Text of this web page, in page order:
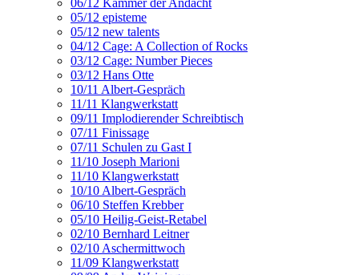
06/12 Kammer der Andacht
05/12 episteme
05/12 new talents
04/12 Cage: A Collection of Rocks
03/12 Cage: Number Pieces
03/12 Hans Otte
10/11 Albert-Gespräch
11/11 Klangwerkstatt
09/11 Implodierender Schreibtisch
07/11 Finissage
07/11 Schulen zu Gast I
11/10 Joseph Marioni
11/10 Klangwerkstatt
10/10 Albert-Gespräch
06/10 Steffen Krebber
05/10 Heilig-Geist-Retabel
02/10 Bernhard Leitner
02/10 Aschermittwoch
11/09 Klangwerkstatt